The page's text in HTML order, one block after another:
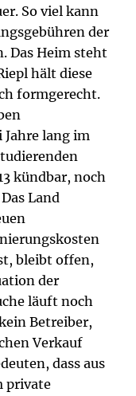
So viel kann
der
Das Heim steht
hält diese
formgerecht.
Jahre lang im
kündbar, noch
Land
bleibt offen,
der
läuft noch
Betreiber,
Verkauf
dass aus
private